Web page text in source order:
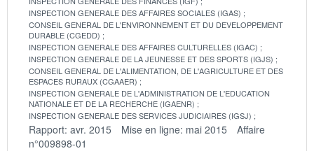
INSPECTION GENERALE DES AFFAIRES SOCIALES (IGAS)
CONSEIL GENERAL DE L'ENVIRONNEMENT ET DU DEVELOPPEMENT
DURABLE (CGEDD)
INSPECTION GENERALE DES AFFAIRES CULTURELLES (IGAC)
INSPECTION GENERALE DE LA JEUNESSE ET DES SPORTS (IGJS)
CONSEIL GENERAL DE L'ALIMENTATION, DE L'AGRICULTURE ET DES
ESPACES RURAUX (CGAAER)
INSPECTION GENERALE DE L'ADMINISTRATION DE L'EDUCATION
NATIONALE ET DE LA RECHERCHE (IGAENR)
INSPECTION GENERALE DES SERVICES JUDICIAIRES (IGSJ)
Rapport: avr. 2015 Mise en ligne: mai 2015
Affaire
n°009898-01